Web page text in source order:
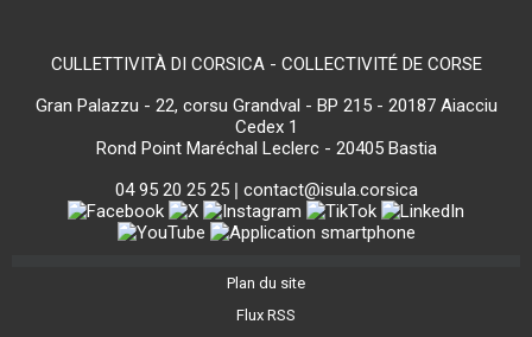
CULLETTIVITÀ DI CORSICA - COLLECTIVITÉ DE CORSE
Gran Palazzu - 22, corsu Grandval - BP 215 - 20187 Aiacciu
Cedex 1
Rond Point Maréchal Leclerc - 20405 Bastia
04 95 20 25 25| contact@isula.corsica
Plan du site
Flux RSS